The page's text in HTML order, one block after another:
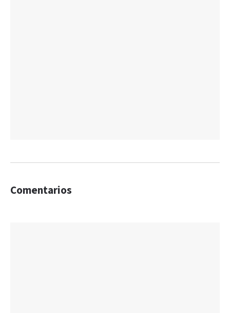
Comentarios